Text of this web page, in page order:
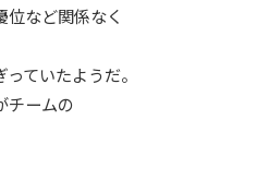
など関係なく
ていたようだ。
チームの